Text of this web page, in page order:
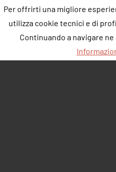
Per offrirti una migliore
utilizza cookie tecnici e di
Continuando a navigare